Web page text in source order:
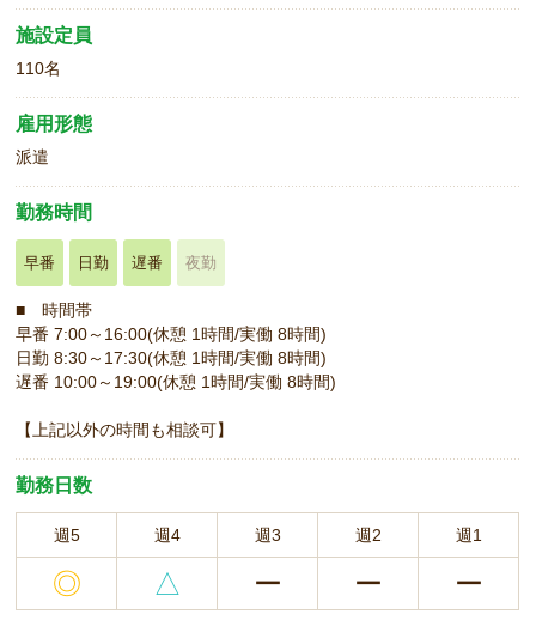
施設定員
110名
雇用形態
派遣
勤務時間
早番 日勤 遅番 夜勤
■ 時間帯
早番 7:00～16:00(休憩 1時間/実働 8時間)
日勤 8:30～17:30(休憩 1時間/実働 8時間)
遅番 10:00～19:00(休憩 1時間/実働 8時間)
【上記以外の時間も相談可】
勤務日数
週5 週4 週3 週2 週1
◎ △ ー ー ー